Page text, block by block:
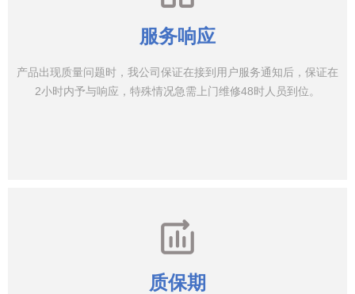
服务响应
产品出现质量问题时，我公司保证在接到用户服务通知后，保证在
2小时内予与响应，特殊情况急需上门维修48时人员到位。
质保期